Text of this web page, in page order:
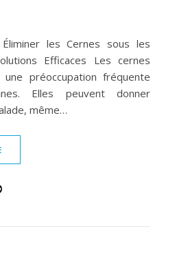
les Cernes sous les
Efficaces Les cernes
préoccupation fréquente
Elles peuvent donner
même…